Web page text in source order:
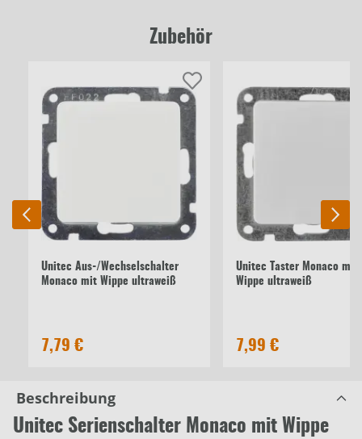
Zubehör
Unitec Aus-/Wechselschalter
Monaco mit Wippe ultraweiß
7,79 €
Unitec Taster Monaco mit
Wippe ultraweiß
7,99 €
Beschreibung
Unitec Serienschalter Monaco mit Wippe